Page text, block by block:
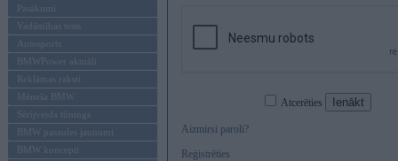
Pasākumi
Vadāmības tests
Autosports
BMWPower aktuāli
Reklāmas raksti
Mēneša BMW
Sērijveida tūnings
BMW pasaules jaunumi
BMW koncepti
Atcerēties
Aizmirsi paroli?
Reģistrēties